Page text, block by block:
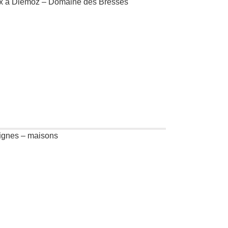
à Diémoz – Domaine des Bresses
– maisons